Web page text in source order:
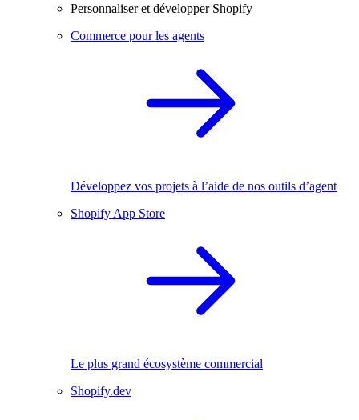
Personnaliser et développer Shopify
Commerce pour les agents
Développez vos projets à l’aide de nos outils d’agent
Shopify App Store
Le plus grand écosystème commercial
Shopify.dev